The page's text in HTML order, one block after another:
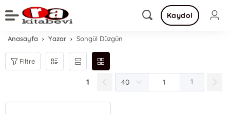
Kaydol
Anasayfa Yazar Songül Düzgün
Filtre
1 1